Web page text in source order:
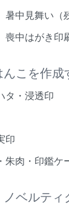
暑中見舞い（
喪中はがき印
んこを作成
タ・浸透印
印
朱肉・印鑑ケ
ベルティ